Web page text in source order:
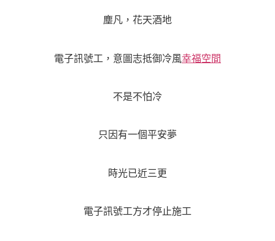
塵凡，花天酒地
電子訊號工，意圖志抵御冷風幸福空間
不是不怕冷
只因有一個平安夢
時光已近三更
電子訊號工方才停止施工